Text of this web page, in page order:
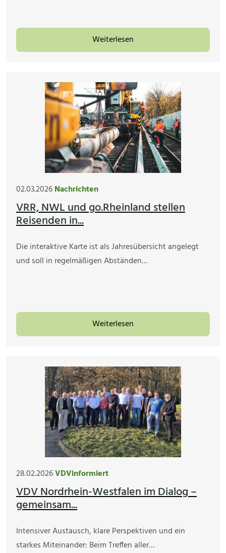
Weiterlesen
02.03.2026Nachrichten
VRR, NWL und go.Rheinland stellen
Reisenden in...
Die interaktive Karte ist als Jahresübersicht angelegt
und soll in regelmäßigen Abständen…
Weiterlesen
28.02.2026VDVinformiert
VDV Nordrhein-Westfalen im Dialog –
gemeinsam...
Intensiver Austausch, klare Perspektiven und ein
starkes Miteinander: Beim Treffen aller…